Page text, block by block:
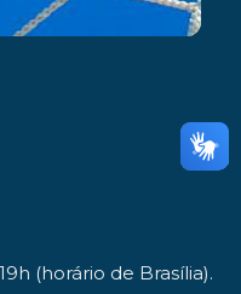
19h (horário de Brasília).